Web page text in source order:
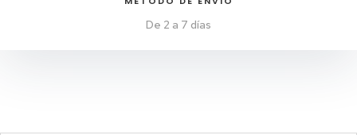
De 2 a 7 días